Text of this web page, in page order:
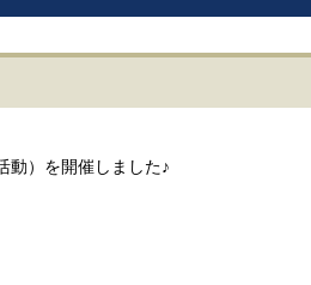
動）を開催しました♪